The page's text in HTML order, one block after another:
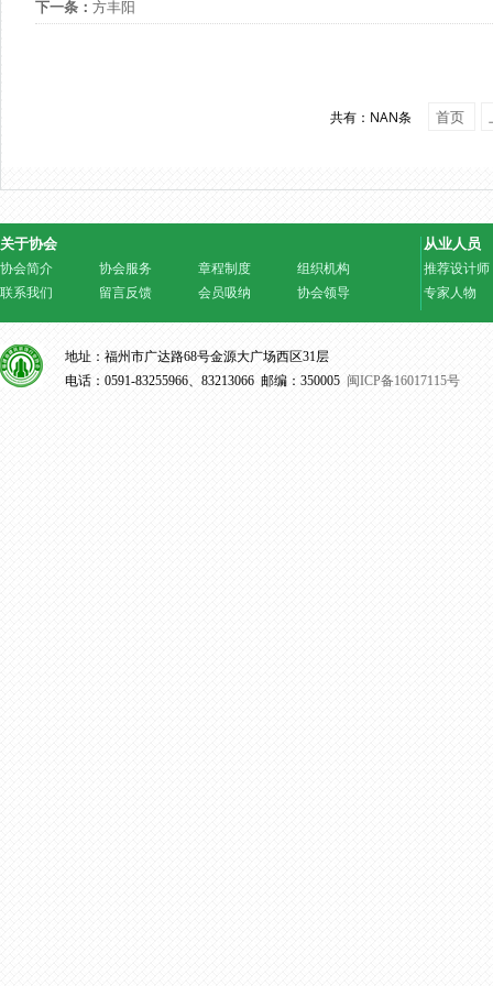
下一条： 方丰阳
共有：NAN条 首页
关于协会
协会简介 协会服务 章程制度
组织机构
联系我们
留言反馈 会员吸纳 协会领导
从业人员
推荐设计师
专家人物
地址：福州市广达路68号金源大广场西区31层
电话：0591-83255966、83213066 邮编：350005 闽ICP备16017115号